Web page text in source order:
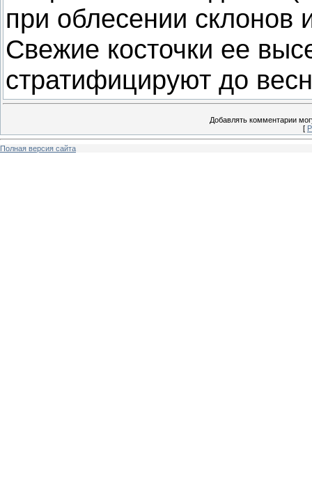
при облесении склонов
Свежие косточки ее
стратифицируют до
Добавлять комментарии
[
Полная версия сайта